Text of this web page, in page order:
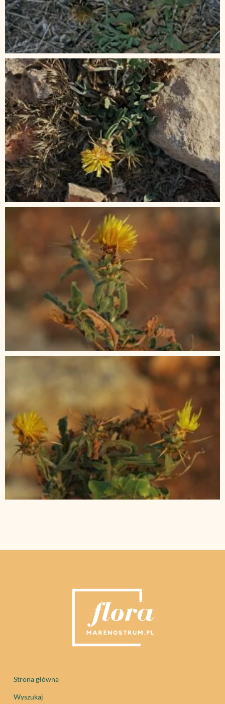
Strona główna
Wyszukaj